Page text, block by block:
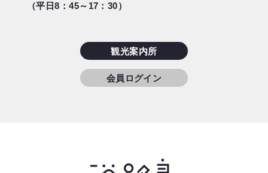
（平日8：45～17：30）
観光案内所
会員ログイン